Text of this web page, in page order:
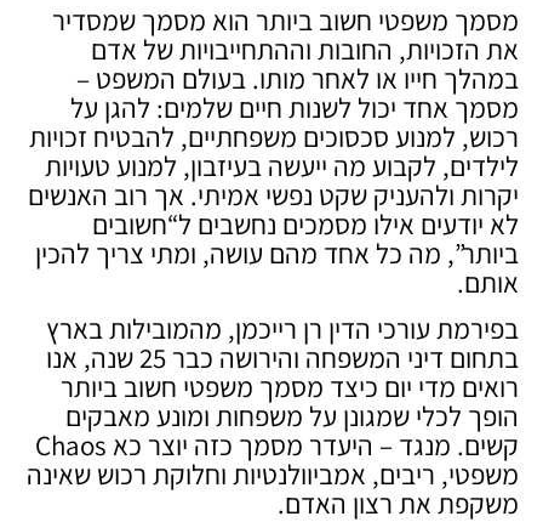
מסמך משפטי חשוב ביותר הוא מסמך שמסדיר
את הזכויות, החובות וההתחייבויות של אדם
במהלך חייו או לאחר מותו. בעולם המשפט –
מסמך אחד יכול לשנות חיים שלמים: להגן על
רכוש, למנוע סכסוכים משפחתיים, להבטיח זכויות
לילדים, לקבוע מה ייעשה בעיזבון, למנוע טעויות
יקרות ולהעניק שקט נפשי אמיתי. אך רוב האנשים
לא יודעים אילו מסמכים נחשבים ל“חשובים
ביותר”, מה כל אחד מהם עושה, ומתי צריך להכין
אותם.
בפירמת עורכי הדין רן רייכמן, מהמובילות בארץ
בתחום דיני המשפחה והירושה כבר 25 שנה, אנו
רואים מדי יום כיצד מסמך משפטי חשוב ביותר
הופך לכלי שמגונן על משפחות ומונע מאבקים
קשים. מנגד – היעדר מסמך כזה יוצר כא Chaos
משפטי, ריבים, אמביוולנטיות וחלוקת רכוש שאינה
משקפת את רצון האדם.